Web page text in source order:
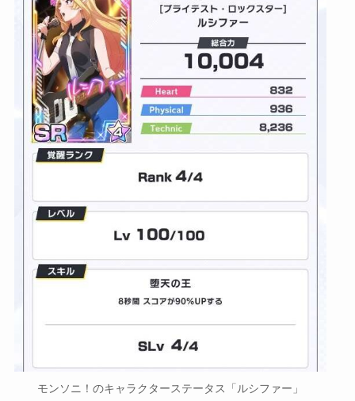
モンソニ！のキャラクターステータス「ルシファー」